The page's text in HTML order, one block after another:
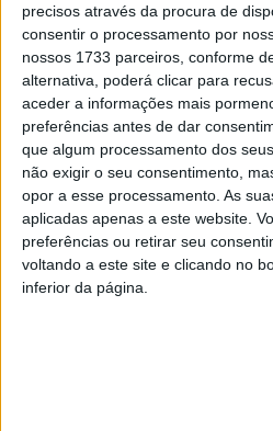
precisos através da procura de
consentir o processamento por
nossos 1733 parceiros, conforme
alternativa, poderá clicar para
aceder a informações mais
preferências antes de dar
que algum processamento dos
não exigir o seu consentimento,
opor a esse processamento. As
aplicadas apenas a este website.
preferências ou retirar seu
voltando a este site e clicando no
inferior da página.
A 2.ª fase terá um total de 16
sistema de eliminatórias até se
finalistas que, além de jogarem
garantem a subida à Divisão de
futebol de praia em Portugal.
Esta e outras notícias para
FM ou emwww.968.fm.
Pub